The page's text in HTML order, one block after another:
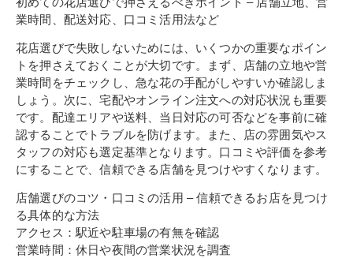
業時間、配送対応、口コミ活用法など
花店選びで失敗しないためには、いくつかの重要なポイン
トを押さえておくことが大切です。まず、店舗の立地や営
業時間をチェックし、急な花の手配がしやすいか確認しま
しょう。次に、宅配やオンライン注文への対応状況も重要
です。配達エリアや送料、当日対応の可否などを事前に確
認することでトラブルを防げます。また、店の雰囲気やス
タッフの対応も選定基準となります。口コミや評価を参考
にすることで、信頼できる店舗を見つけやすくなります。
店舗選びのコツ・口コミの活用 – 信頼できるお店を見つけ
る具体的な方法
アクセス：駅近や駐車場の有無を確認
営業時間：休日や夜間の営業状況を調査